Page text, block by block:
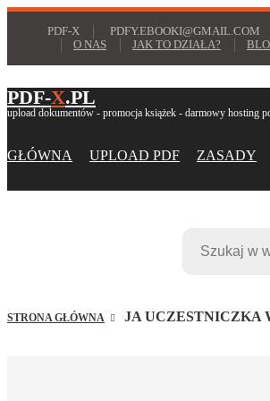
PDF-X
PDFY.EBOOKI@GMAIL.COM
O NAS
JAK TO DZIAŁA?
PDF-X.PL
upload dokumentów - promocja książek - darmowy hosting
GŁÓWNA UPLOAD PDF ZASADY
STRONA GŁÓWNA JA UCZESTNICZKA